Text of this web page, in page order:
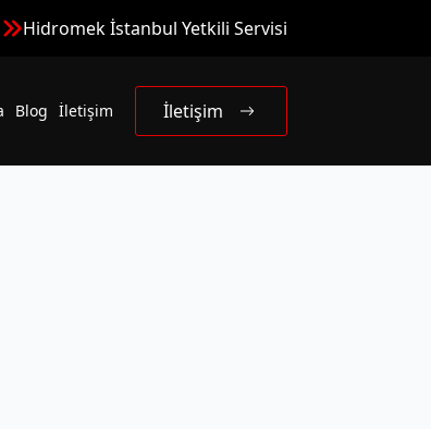
Hidromek İstanbul Yetkili Servisi
Blog İletişim İletişim